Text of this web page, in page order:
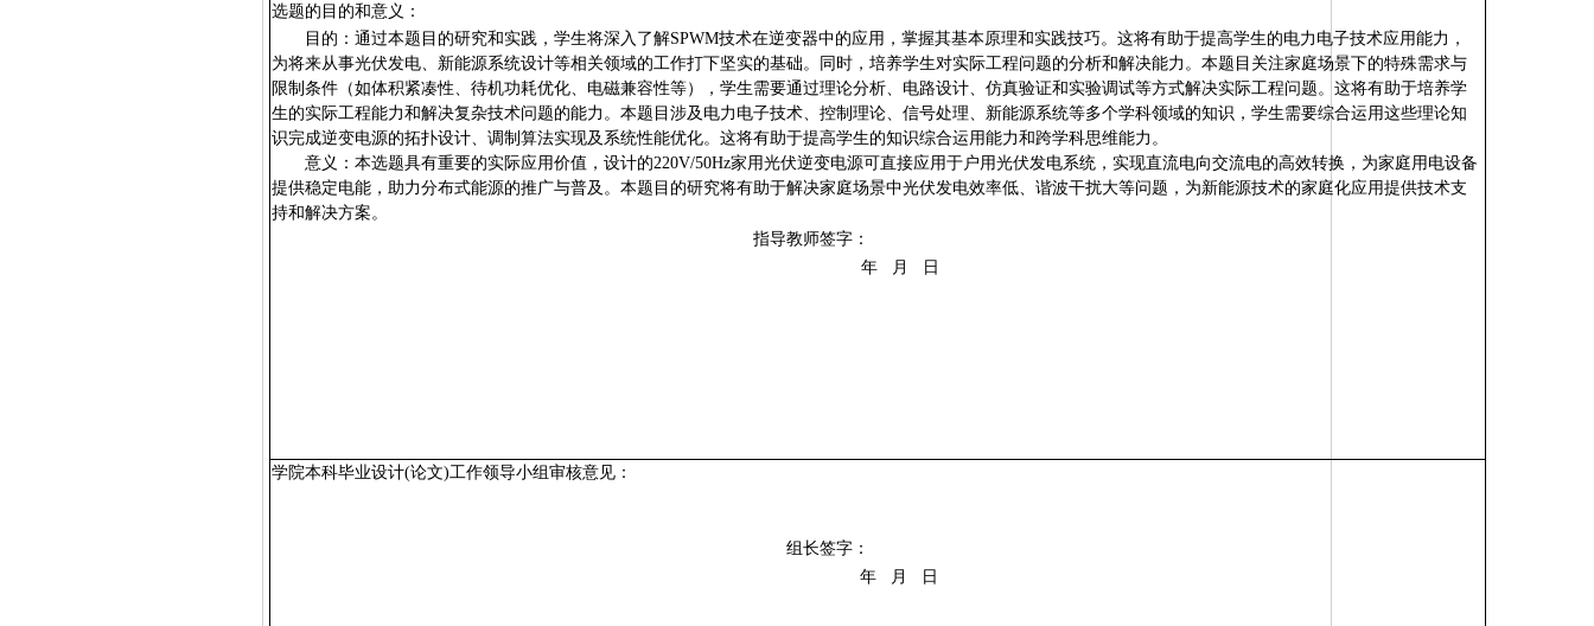
选题的 目的和意义：
目的：通过本题目的研究和实践，学生将深入了解SPWM技术在逆变器中的应用，掌握其基本原理和实践技巧。这将有助于提高学生的电力电子技术应用能力，
为将来从事光伏发电、新能源系统设计等相关领域的工作打下坚实的基础。同时，培养学生对实际工程问题的分析和解决能力。本题目关注家庭场景下的特殊需求与
限制条件（如体积紧凑性、待机功耗优化、电磁兼容性等），学生需要通过理论分析、电路设计、仿真验证和实验调试等方式解决实际工程问题。这将有助于培养学
生的实际工程能力和解决复杂技术问题的能力。本题目涉及电力电子技术、控制理论、信号处理、新能源系统等多个学科领域的知识，学生需要综合运用这些理论知
识完成逆变电源的拓扑设计、调制算法实现及系统性能优化。这将有助于提高学生的知识综合运用能力和跨学科思维能力。
意义：本选题具有重要的实际应用价值，设计的220V/50Hz家用光伏逆变电源可直接应用于户用光伏发电系统，实现直流电向交流电的高效转换，为家庭用电设备
提供稳定电能，助力分布式能源的推广与普及。本题目的研究将有助于解决家庭场景中光伏发电效率低、谐波干扰大等问题，为新能源技术的家庭化应用提供技术支
持和解决方案。
指导教师签字：
年
月 日
学院本科毕业设计(论文)工作领导小组审核意见：
组长签字：
年
月 日